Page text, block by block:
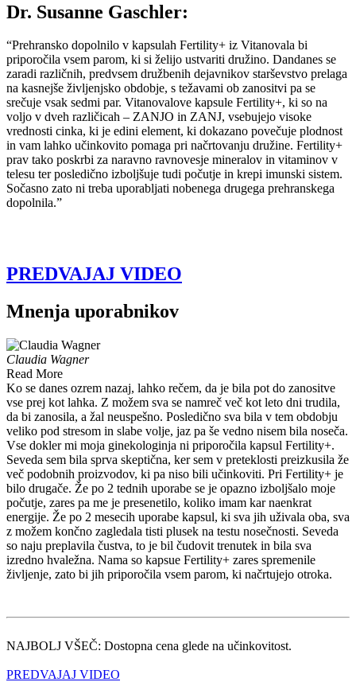
Dr. Susanne Gaschler:
“Prehransko dopolnilo v kapsulah Fertility+ iz Vitanovala bi
priporočila vsem parom, ki si želijo ustvariti družino. Dandanes se
zaradi različnih, predvsem družbenih dejavnikov starševstvo prelaga
na kasnejše življenjsko obdobje, s težavami ob zanositvi pa se
srečuje vsak sedmi par. Vitanovalove kapsule Fertility+, ki so na
voljo v dveh različicah – ZANJO in ZANJ, vsebujejo visoke
vrednosti cinka, ki je edini element, ki dokazano povečuje plodnost
in vam lahko učinkovito pomaga pri načrtovanju družine. Fertility+
prav tako poskrbi za naravno ravnovesje mineralov in vitaminov v
telesu ter posledično izboljšuje tudi počutje in krepi imunski sistem.
Sočasno zato ni treba uporabljati nobenega drugega prehranskega
dopolnila.”
PREDVAJAJ VIDEO
Mnenja uporabnikov
Claudia Wagner
Read More
Ko se danes ozrem nazaj, lahko rečem, da je bila pot do zanositve
vse prej kot lahka. Z možem sva se namreč več kot leto dni trudila,
da bi zanosila, a žal neuspešno. Posledično sva bila v tem obdobju
veliko pod stresom in slabe volje, jaz pa še vedno nisem bila noseča.
Vse dokler mi moja ginekologinja ni priporočila kapsul Fertility+.
Seveda sem bila sprva skeptična, ker sem v preteklosti preizkusila že
več podobnih proizvodov, ki pa niso bili učinkoviti. Pri Fertility+ je
bilo drugače. Že po 2 tednih uporabe se je opazno izboljšalo moje
počutje, zares pa me je presenetilo, koliko imam kar naenkrat
energije. Že po 2 mesecih uporabe kapsul, ki sva jih uživala oba, sva
z možem končno zagledala tisti plusek na testu nosečnosti. Seveda
so naju preplavila čustva, to je bil čudovit trenutek in bila sva
izredno hvaležna. Nama so kapsue Fertility+ zares spremenile
življenje, zato bi jih priporočila vsem parom, ki načrtujejo otroka.
NAJBOLJ VŠEČ: Dostopna cena glede na učinkovitost.
PREDVAJAJ VIDEO